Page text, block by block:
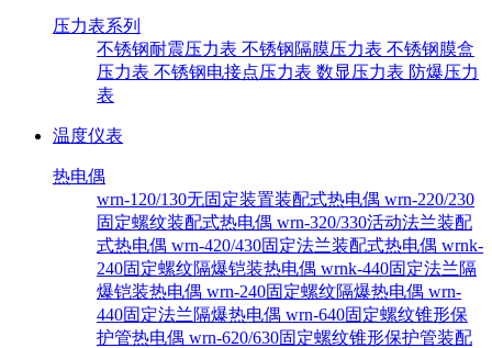
压力表系列
不锈钢耐震压力表 不锈钢隔膜压力表 不锈钢膜盒
压力表 不锈钢电接点压力表 数显压力表 防爆压力
表
温度仪表
热电偶
wrn-120/130无固定装置装配式热电偶 wrn-220/230
固定螺纹装配式热电偶 wrn-320/330活动法兰装配
式热电偶 wrn-420/430固定法兰装配式热电偶 wrnk-
240固定螺纹隔爆铠装热电偶 wrnk-440固定法兰隔
爆铠装热电偶 wrn-240固定螺纹隔爆热电偶 wrn-
440固定法兰隔爆热电偶 wrn-640固定螺纹锥形保
护管热电偶 wrn-620/630固定螺纹锥形保护管装配